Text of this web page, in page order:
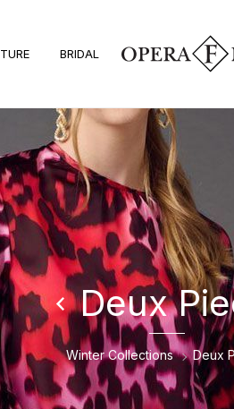
BRIDAL
Deux
Winter Collections Deux